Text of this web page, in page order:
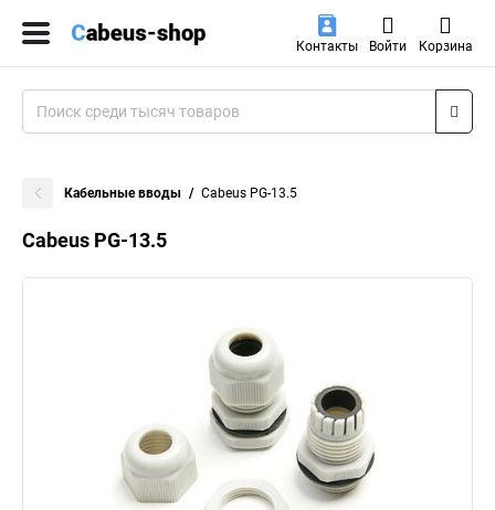
Контакты Войти Корзина
Кабельные вводы Cabeus PG-13.5
Cabeus PG-13.5